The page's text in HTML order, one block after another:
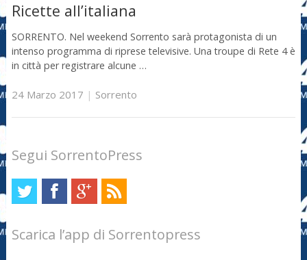
Ricette all’italiana
SORRENTO. Nel weekend Sorrento sarà protagonista di un
intenso programma di riprese televisive. Una troupe di Rete 4 è
in città per registrare alcune …
24 Marzo 2017 | Sorrento
Segui SorrentoPress
Scarica l’app di Sorrentopress